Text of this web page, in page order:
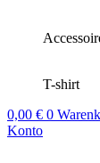
T-shirt
0,00 € 0
Konto